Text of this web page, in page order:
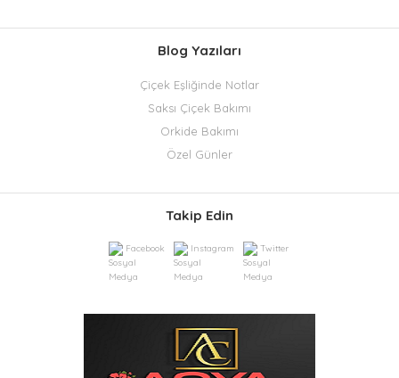
Blog Yazıları
Çiçek Eşliğinde Notlar
Saksı Çiçek Bakımı
Orkide Bakımı
Özel Günler
Takip Edin
Facebook Instagram Twitter